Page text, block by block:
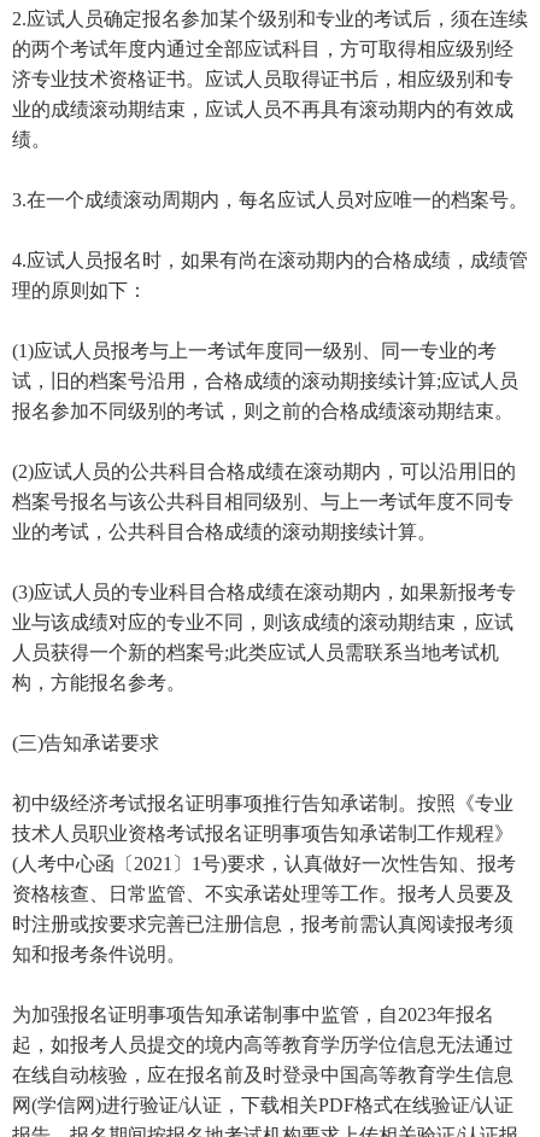
2.应试人员确定报名参加某个级别和专业的考试后，须在连续
的两个考试年度内通过全部应试科目，方可取得相应级别经
济专业技术资格证书。应试人员取得证书后，相应级别和专
业的成绩滚动期结束，应试人员不再具有滚动期内的有效成
绩。
3.在一个成绩滚动周期内，每名应试人员对应唯一的档案号。
4.应试人员报名时，如果有尚在滚动期内的合格成绩，成绩管
理的原则如下：
(1)应试人员报考与上一考试年度同一级别、同一专业的考
试，旧的档案号沿用，合格成绩的滚动期接续计算;应试人员
报名参加不同级别的考试，则之前的合格成绩滚动期结束。
(2)应试人员的公共科目合格成绩在滚动期内，可以沿用旧的
档案号报名与该公共科目相同级别、与上一考试年度不同专
业的考试，公共科目合格成绩的滚动期接续计算。
(3)应试人员的专业科目合格成绩在滚动期内，如果新报考专
业与该成绩对应的专业不同，则该成绩的滚动期结束，应试
人员获得一个新的档案号;此类应试人员需联系当地考试机
构，方能报名参考。
(三)告知承诺要求
初中级经济考试报名证明事项推行告知承诺制。按照《专业
技术人员职业资格考试报名证明事项告知承诺制工作规程》
(人考中心函〔2021〕1号)要求，认真做好一次性告知、报考
资格核查、日常监管、不实承诺处理等工作。报考人员要及
时注册或按要求完善已注册信息，报考前需认真阅读报考须
知和报考条件说明。
为加强报名证明事项告知承诺制事中监管，自2023年报名
起，如报考人员提交的境内高等教育学历学位信息无法通过
在线自动核验，应在报名前及时登录中国高等教育学生信息
网(学信网)进行验证/认证，下载相关PDF格式在线验证/认证